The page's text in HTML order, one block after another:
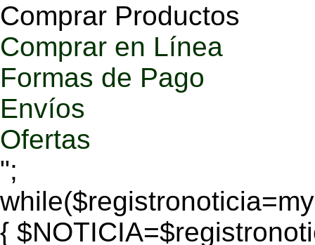
Comprar Productos
Comprar en Línea
Formas de Pago
Envíos
Ofertas
";
{